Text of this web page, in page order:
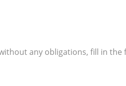
any obligations, fill in